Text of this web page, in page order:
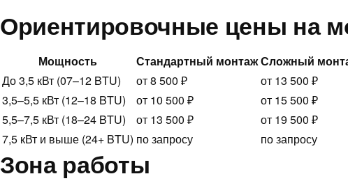
Ориентировочные цены на
Мощность Стандартный монтажСложный
До 3,5 кВт (07–12 BTU)
от 8 500 ₽
от 13 500 ₽
3,5–5,5 кВт (12–18 BTU)
от 10 500 ₽
от 15 500 ₽
5,5–7,5 кВт (18–24 BTU)
от 13 500 ₽
от 19 500 ₽
7,5 кВт и выше (24+ BTU) по запросу по запросу
Зона работы